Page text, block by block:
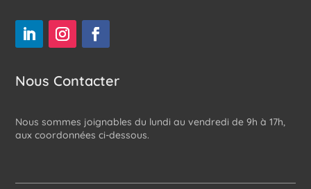
Nous Contacter
Nous sommes joignables du lundi au vendredi de 9h à 17h,
aux coordonnées ci-dessous.